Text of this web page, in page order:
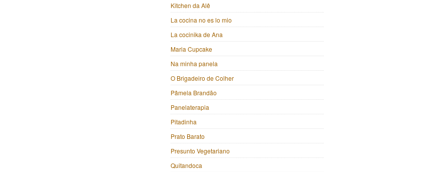
Kitchen da Alê
La cocina no es lo mio
La cocinika de Ana
Maria Cupcake
Na minha panela
O Brigadeiro de Colher
Pâmela Brandão
Panelaterapia
Pitadinha
Prato Barato
Presunto Vegetariano
Quitandoca